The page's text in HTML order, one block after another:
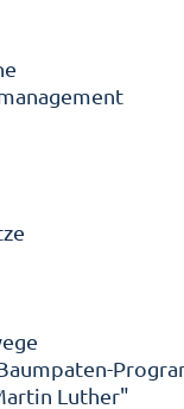
Luther"